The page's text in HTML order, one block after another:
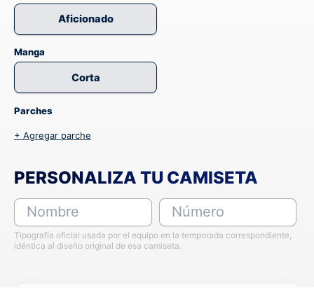
Aficionado
Manga
Corta
Parches
+ Agregar parche
PERSONALIZA TU CAMISETA
Nombre Número
Tipografía oficial usada por el equipo en la temporada correspondiente,
idéntica al diseño original de esa camiseta.